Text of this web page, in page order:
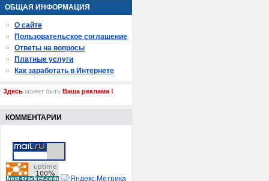
ОБЩАЯ ИНФОРМАЦИЯ
О сайте
Пользовательское соглашение
Ответы на вопросы
Платные услуги
Как заработать в Интернете
Здесь может быть Ваша реклама !
КОММЕНТАРИИ